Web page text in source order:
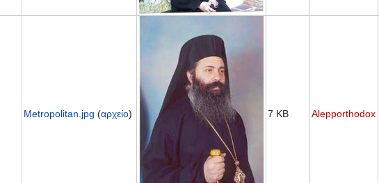
Metropolitan.jpg (αρχείο) 7 KB Alepporthodox